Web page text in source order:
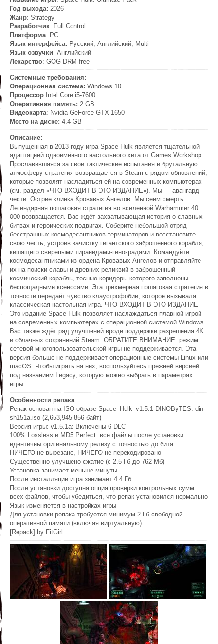
Год выхода: 2026
Жанр: Strategy
Разработчик: Full Control
Платформа: PC
Язык интерфейса: Русский, Английский, Multi
Язык озвучки: Английский
Лекарство: GOG DRM-free
Системные требования:
Операционная система: Windows 10
Процессор:Intel Core i5-7600
Оперативная память: 2 GB
Видеокарта: Nvidia GeForce GTX 1650
Место на диске: 4.4 GB
Описание:
Выпущенная в 2013 году игра Space Hulk является тщательной
адаптацией одноимённого настольного хита от Games Workshop.
Прославившаяся за свои тактические испытания и брутальную
атмосферу стратегия возвращается в Steam с рядом обновлений,
которые позволят насладиться ей на современных компьютерах
(см. раздел «ЧТО ВХОДИТ В ЭТО ИЗДАНИЕ»). Мы — авангард
чести. Острие клинка Кровавых Ангелов. Мы сеем смерть.
Легендарная пошаговая стратегия во вселенной Warhammer 40
000 возвращается. Вас ждёт захватывающая история о славных
битвах и героических подвигах. Соберите небольшой отряд
бесстрашных космодесантников-терминаторов и восстановите
свою честь, устроив зачистку гигантского заброшенного корабля,
кишащего свирепыми тиранидами-генокрадами. Командуйте
космодесантниками из ордена Кровавых Ангелов и отправляйте
их на поиски славы и древних реликвий в заброшенный
космический корабль, тесные коридоры которого заполнены
беспощадными ксеносами. Эта трёхмерная пошаговая стратегия в
точности передаёт чувство клаустрофобии, которое вызывала
классическая настольная игра. ЧТО ВХОДИТ В ЭТО ИЗДАНИЕ
Это издание Space Hulk позволяет наслаждаться плавной игрой
на современных компьютерах с операционной системой Windows.
Вас также ждёт ряд улучшений вроде поддержки разрешения 4K
и облачных сохранений Steam. ОБРАТИТЕ ВНИМАНИЕ: режим
сетевой многопользовательской игры не поддерживается. Эта
версия больше не поддерживает операционные системы Linux или
macOS. Чтобы играть на них, воспользуйтесь прежней версией
под названием Legacy, которую можно выбрать в параметрах
игры.
Особенности репака
Репак основан на ISO-образе Space_Hulk_v1.5.1-DINOByTES: din-
sh151a.iso (2,653,945,856 байт)
Версия игры: v1.5.1a; Включены 6 DLC
100% Lossless и MD5 Perfect: все файлы после установки
идентичны оригинальному релизу с точностью до бита
НИЧЕГО не вырезано, НИЧЕГО не перекодировано
Существенно улучшено сжатие (с 2.5 Гб до 762 Мб)
Установка занимает меньше минуты
После инсталляции игра занимает 4.4 Гб
После установки доступна опция проверки контрольных сумм
всех файлов, чтобы убедиться, что репак установился нормально
Язык изменяется в настройках игры
Для установки репака требуется минимум 2 Гб свободной
оперативной памяти (включая виртуальную)
[Repack] by FitGirl